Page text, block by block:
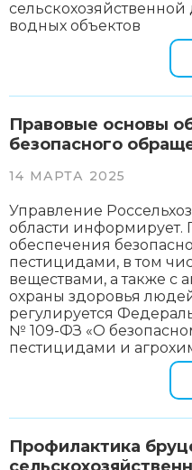
водных объектов
Правовые основы
безопасного
14 МАРТА 2025
Управление
области информирует.
обеспечения
пестицидами, в том
веществами, а также с
охраны здоровья
регулируется
№ 109-ФЗ «О
пестицидами и
Профилактика